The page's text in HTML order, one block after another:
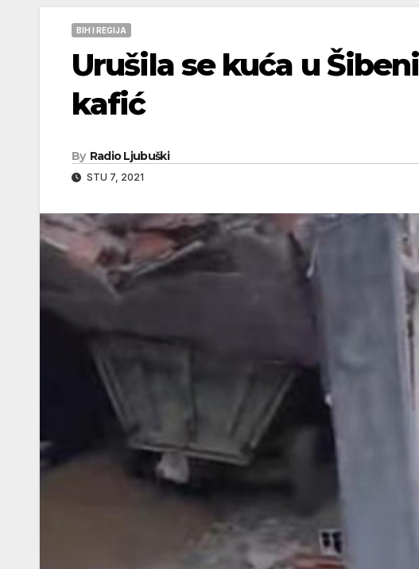
BIH I REGIJA
Urušila se kuća u
kafić
By Radio Ljubuški
STU 7, 2021